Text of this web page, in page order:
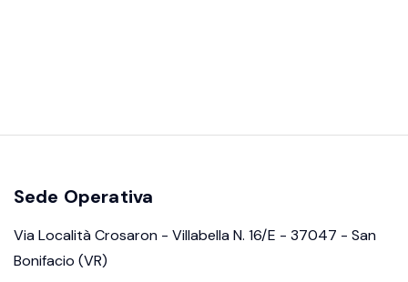
Sede Operativa
Via Località Crosaron - Villabella N. 16/E - 37047 - San
Bonifacio (VR)